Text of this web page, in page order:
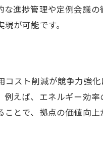
進捗管理や定例会議の
が可能です。
スト削減が競争力強
えば、エネルギー効
とで、拠点の価値向上